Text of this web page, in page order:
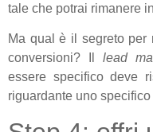
tale che potrai rimanere
Ma qual è il segreto per
conversioni? Il lead
essere specifico deve
riguardante uno